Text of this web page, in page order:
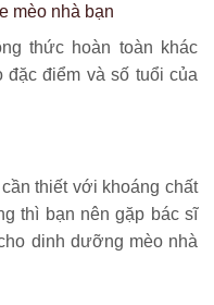
mèo nhà bạn
thức hoàn toàn khác
đặc điểm và số tuổi của
thiết với khoáng chất
thì bạn nên gặp bác sĩ
dinh dưỡng mèo nhà